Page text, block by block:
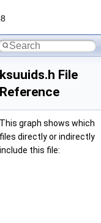
ksuuids.h File
Reference
This graph shows which
files directly or indirectly
include this file: